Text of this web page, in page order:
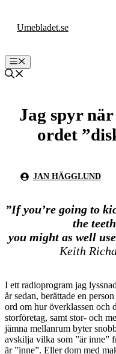
Umebladet.se
Meny
Jag spyr
ordet
JAN HÄGGLUND
”If you’re going to
the
you might as well
Keith
I ett radioprogram jag
år sedan, berättade en
ord om hur överklassen och
storföretag, samt stor- och
jämna mellanrum byter
avskilja vilka som ”är inne”
är ”inne”. Eller dom med